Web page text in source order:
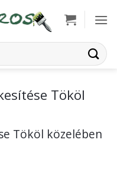
Tököl
Tököl közelében